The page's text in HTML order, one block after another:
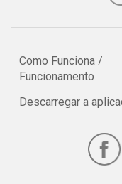
Como Funciona /
Funcionamento
Descarregar a